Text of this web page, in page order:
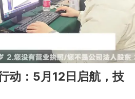
00:28
Play
动：5月12日启航，技